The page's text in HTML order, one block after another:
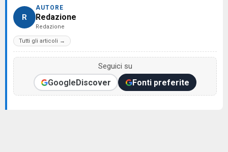
R
AUTORE
Redazione
Redazione
Tutti gli articoli →
Seguici su
GoogleDiscover Fonti preferite